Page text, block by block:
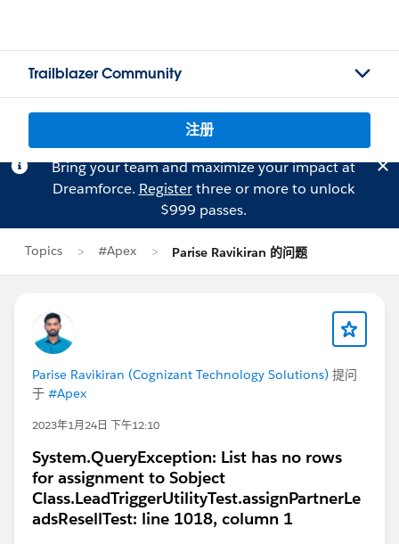
Trailblazer Community
注册
Bring your team and maximize your impact at
Dreamforce. Registerthree or more to unlock
$999 passes.
Topics #Apex Parise Ravikiran 的问题
Parise Ravikiran (Cognizant Technology Solutions) 提问
于 #Apex
2023年1月24日 下午12:10
System.QueryException: List has no rows
for assignment to Sobject
Class.LeadTriggerUtilityTest.assignPartnerLe
adsResellTest: line 1018, column 1